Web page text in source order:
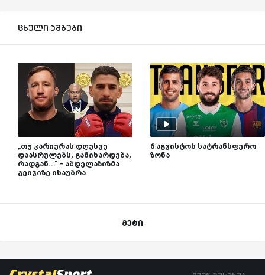
ცხელი ამბები
„თუ კარიერას დღესვე
დაასრულებს, გამიხარდება,
რადგან...“ - აბდელაზიზმა
გეიჯიზე ისაუბრა
6 აგვისტოს სატრანსფერო
ზონა
მეტი